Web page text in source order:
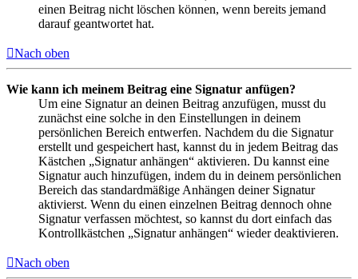
einen Beitrag nicht löschen können, wenn bereits jemand
darauf geantwortet hat.
Nach oben
Wie kann ich meinem Beitrag eine Signatur anfügen?
Um eine Signatur an deinen Beitrag anzufügen, musst du
zunächst eine solche in den Einstellungen in deinem
persönlichen Bereich entwerfen. Nachdem du die Signatur
erstellt und gespeichert hast, kannst du in jedem Beitrag das
Kästchen „Signatur anhängen“ aktivieren. Du kannst eine
Signatur auch hinzufügen, indem du in deinem persönlichen
Bereich das standardmäßige Anhängen deiner Signatur
aktivierst. Wenn du einen einzelnen Beitrag dennoch ohne
Signatur verfassen möchtest, so kannst du dort einfach das
Kontrollkästchen „Signatur anhängen“ wieder deaktivieren.
Nach oben